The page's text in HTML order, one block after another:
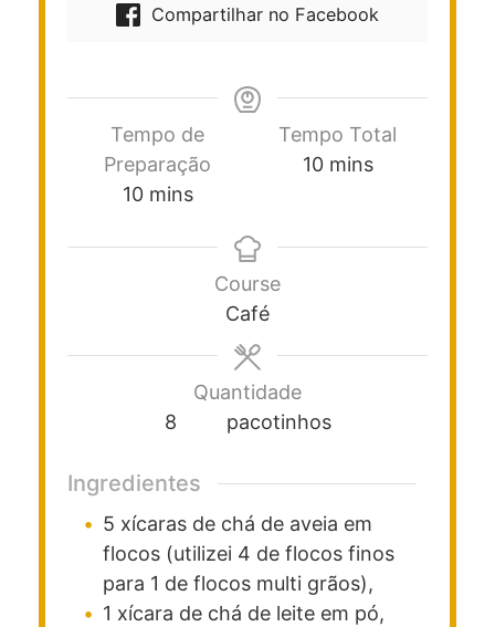
Compartilhar no Facebook
Tempo de
Preparação
10 mins
Tempo Total
10 mins
Course
Café
Quantidade
8
pacotinhos
Ingredientes
5 xícaras de chá de aveia em
flocos (utilizei 4 de flocos finos
para 1 de flocos multi grãos),
1 xícara de chá de leite em pó,